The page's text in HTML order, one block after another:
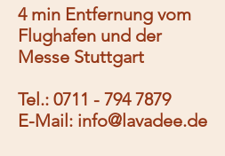
4 min Entfernung vom
Flughafen und der
Messe Stuttgart
Tel.: 0711 - 794 7879
E-Mail: info@lavadee.de